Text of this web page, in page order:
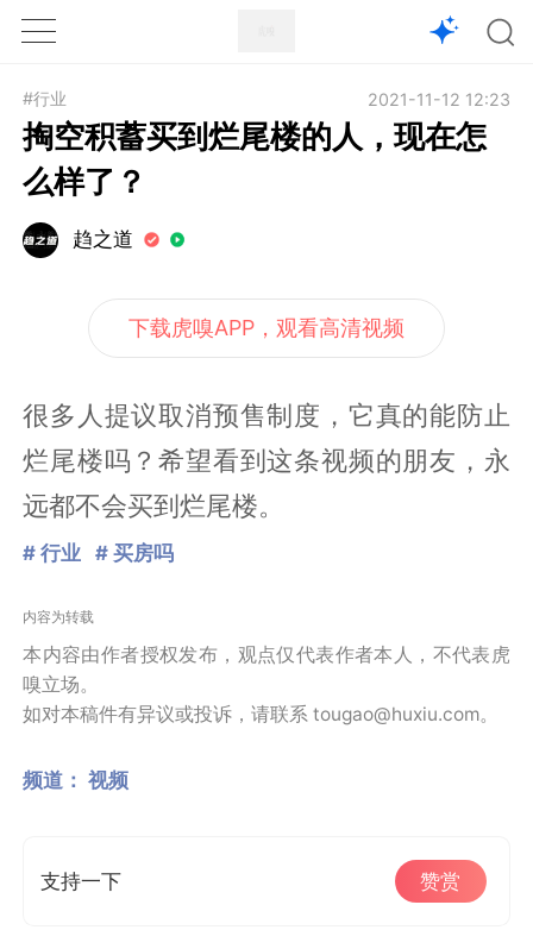
1X
#行业 2021-11-12 12:23
掏空积蓄买到烂尾楼的人，现在怎
么样了？
趋之道
下载虎嗅APP，观看高清视频
很多人提议取消预售制度，它真的能防止
烂尾楼吗？希望看到这条视频的朋友，永
远都不会买到烂尾楼。
# 行业 # 买房吗
内容为转载
本内容由作者授权发布，观点仅代表作者本人，不代表虎
嗅立场。
如对本稿件有异议或投诉，请联系 tougao@huxiu.com。
频道： 视频
支持一下 赞赏